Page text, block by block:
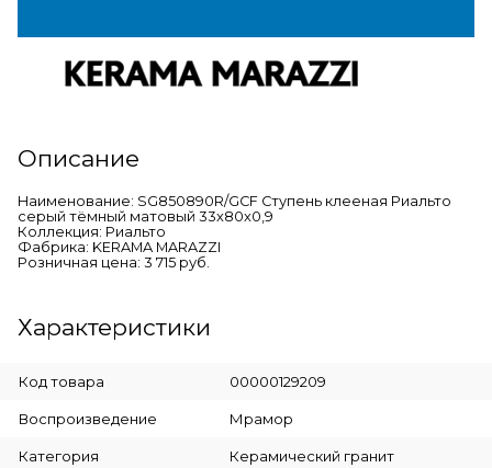
Описание
Наименование: SG850890R/GCF Ступень клееная Риальто
серый тёмный матовый 33x80x0,9
Коллекция: Риальто
Фабрика: KERAMA MARAZZI
Розничная цена: 3 715 руб.
Характеристики
Код товара 00000129209
Воспроизведение Мрамор
Категория Керамический гранит